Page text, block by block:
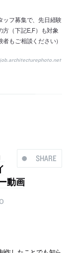
ッフ募集で、先日経験
（下記E,F）も対象
もご相談ください）
job.architecturephoto.net
SHARE
動画